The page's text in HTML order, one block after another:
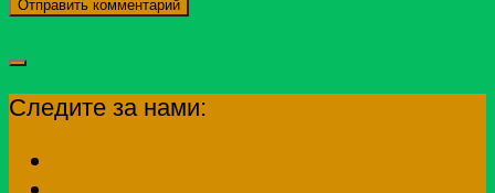
Следите за нами: